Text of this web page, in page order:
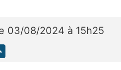
03/08/2024 à 15h25